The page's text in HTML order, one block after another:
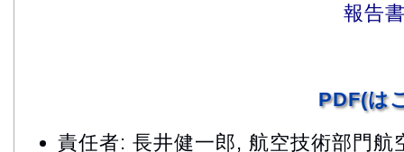
報告
PDF(は
責任者: 長井健一郎, 航空技術部門